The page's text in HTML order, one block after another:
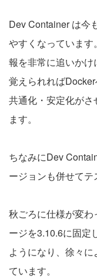
Dev Container は今
やすくなっていま
報を非常に追いかけ
覚えられれば
共通化・安定化が
ます。
ちなみにDev
ージョンも併せてテ
秋ごろに仕様が変
ージを3.10.6に固定
ようになり、徐々
ています。